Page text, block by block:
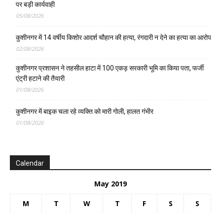
पर बड़ी कार्यवाही
05/08/2026
कुशीनगर में 14 वर्षीय किशोर आदर्श चौहान की हत्या, रंगदारी न देने का हत्या का आरोप
02/08/2026
कुशीनगर प्रशासन ने तहसील हाटा में 100 एकड़ सरकारी भूमि का किया पता, फर्जी
एंट्री हटाने की तैयारी
01/08/2026
कुशीनगर में बाइक चला रहे व्यक्ति को मारी गोली, हालत गंभीर
01/08/2026
Calendar
May 2019
M T W T F S S